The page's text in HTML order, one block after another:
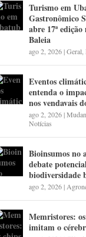
Turismo em
Gastronômico
abre 17ª
Baleia
ago 2, 2026|Geral ,
Eventos
entenda o
nos vendavais
ago 2, 2026|
Notícias
Bioinsumos no
debate
biodiversidade
ago 2, 2026|
Memristores:
imitam o